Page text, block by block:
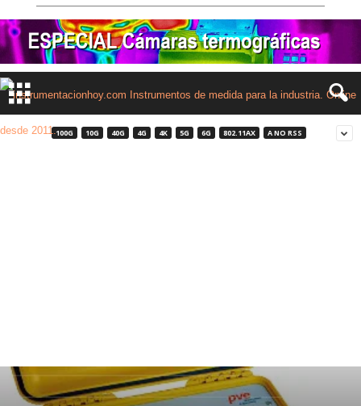
100G 10G 40G 4G 4K 5G 6G 802.11AX A NO RSS